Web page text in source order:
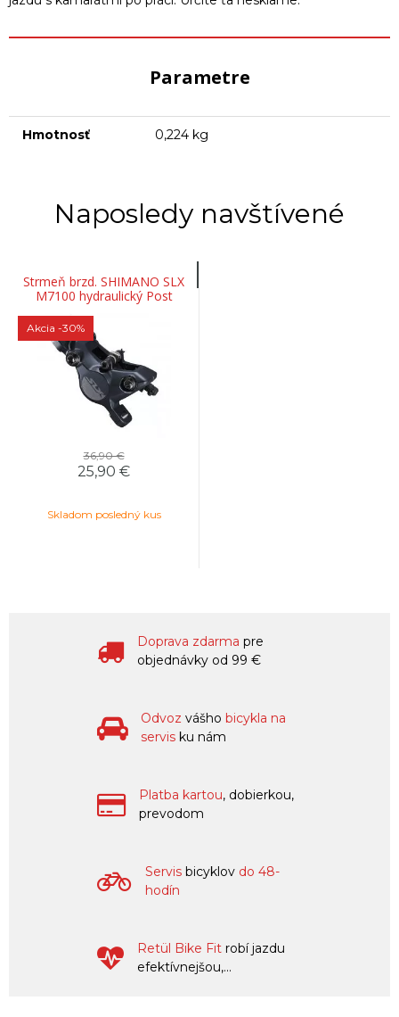
Parametre
Hmotnosť 0,224 kg
Naposledy navštívené
Strmeň brzd. SHIMANO SLX
M7100 hydraulický Post
Mount + platničky
Akcia -30%
36,90 €
25,90 €
Skladom posledný kus
Doprava zdarma pre
objednávky od 99 €
Odvoz vášho bicykla na
servis ku nám
Platba kartou, dobierkou,
prevodom
Servis bicyklov do 48-
hodín
Retül Bike Fit robí jazdu
efektívnejšou,...